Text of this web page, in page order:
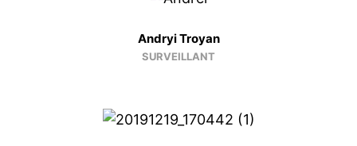
Andryi Troyan
SURVEILLANT